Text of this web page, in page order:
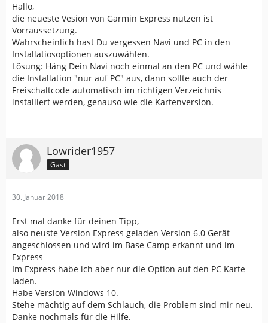
Hallo,
die neueste Vesion von Garmin Express nutzen ist
Vorraussetzung.
Wahrscheinlich hast Du vergessen Navi und PC in den
Installatiosoptionen auszuwählen.
Lösung: Häng Dein Navi noch einmal an den PC und wähle
die Installation "nur auf PC" aus, dann sollte auch der
Freischaltcode automatisch im richtigen Verzeichnis
installiert werden, genauso wie die Kartenversion.
Lowrider1957
Gast
30. Januar 2018
Erst mal danke für deinen Tipp,
also neuste Version Express geladen Version 6.0 Gerät
angeschlossen und wird im Base Camp erkannt und im
Express
Im Express habe ich aber nur die Option auf den PC Karte
laden.
Habe Version Windows 10.
Stehe mächtig auf dem Schlauch, die Problem sind mir neu.
Danke nochmals für die Hilfe.